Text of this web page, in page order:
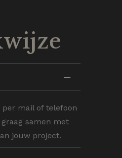
per mail of telefoon
samen met
jouw project.